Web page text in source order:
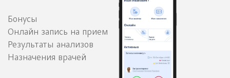
Бонусы
Онлайн запись на прием
Результаты анализов
Назначения врачей